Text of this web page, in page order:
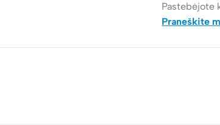
Pastebėjote
Praneškite